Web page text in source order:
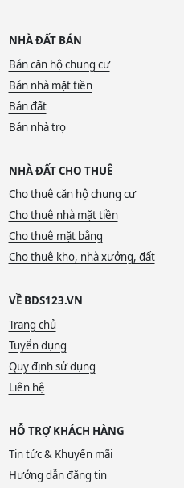
NHÀ ĐẤT BÁN
Bán căn hộ chung cư
Bán nhà mặt tiền
Bán đất
Bán nhà trọ
NHÀ ĐẤT CHO THUÊ
Cho thuê căn hộ chung cư
Cho thuê nhà mặt tiền
Cho thuê mặt bằng
Cho thuê kho, nhà xưởng, đất
VỀ BDS123.VN
Trang chủ
Tuyển dụng
Quy định sử dụng
Liên hệ
HỖ TRỢ KHÁCH HÀNG
Tin tức & Khuyến mãi
Hướng dẫn đăng tin